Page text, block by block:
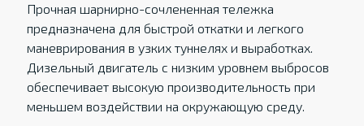
Прочная шарнирно-сочлененная тележка
предназначена для быстрой откатки и легкого
маневрирования в узких туннелях и выработках.
Дизельный двигатель с низким уровнем выбросов
обеспечивает высокую производительность при
меньшем воздействии на окружающую среду.